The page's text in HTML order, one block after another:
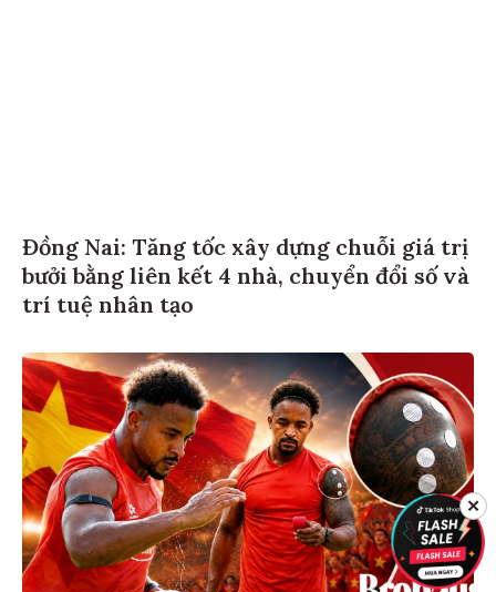
Đồng Nai: Tăng tốc xây dựng chuỗi giá trị
bưởi bằng liên kết 4 nhà, chuyển đổi số và
trí tuệ nhân tạo
✕